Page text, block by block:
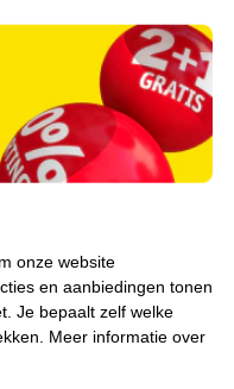
onze website
en aanbiedingen tonen
Je bepaalt zelf welke
Meer informatie over